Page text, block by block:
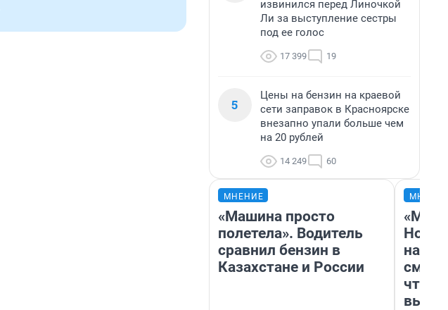
извинился перед Линочкой
Ли за выступление сестры
под ее голос
17 399 19
5
Цены на бензин на краевой
сети заправок в Красноярске
внезапно упали больше чем
на 20 рублей
14 249 60
МНЕНИЕ
«Машина просто
полетела». Водитель
сравнил бензин в
Казахстане и России
«Мы